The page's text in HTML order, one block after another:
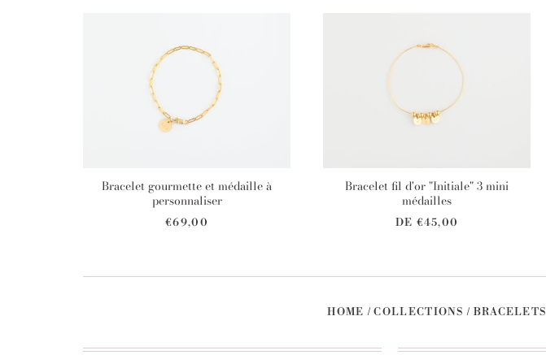
Bracelet gourmette et médaille à
personnaliser
€69,00
Bracelet fil d'or "Initiale" 3 mini
médailles
DE €45,00
HOME / COLLECTIONS / BRACELETS